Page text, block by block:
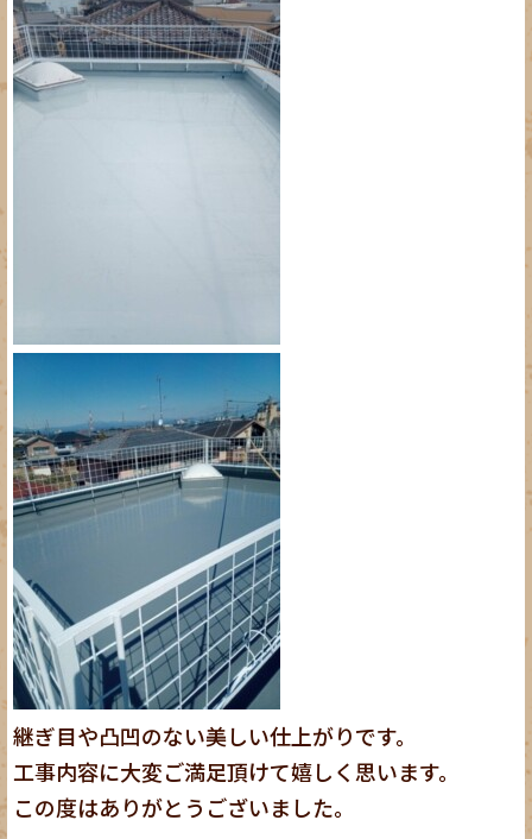
継ぎ目や凸凹のない美しい仕上がりです。
工事内容に大変ご満足頂けて嬉しく思います。
この度はありがとうございました。